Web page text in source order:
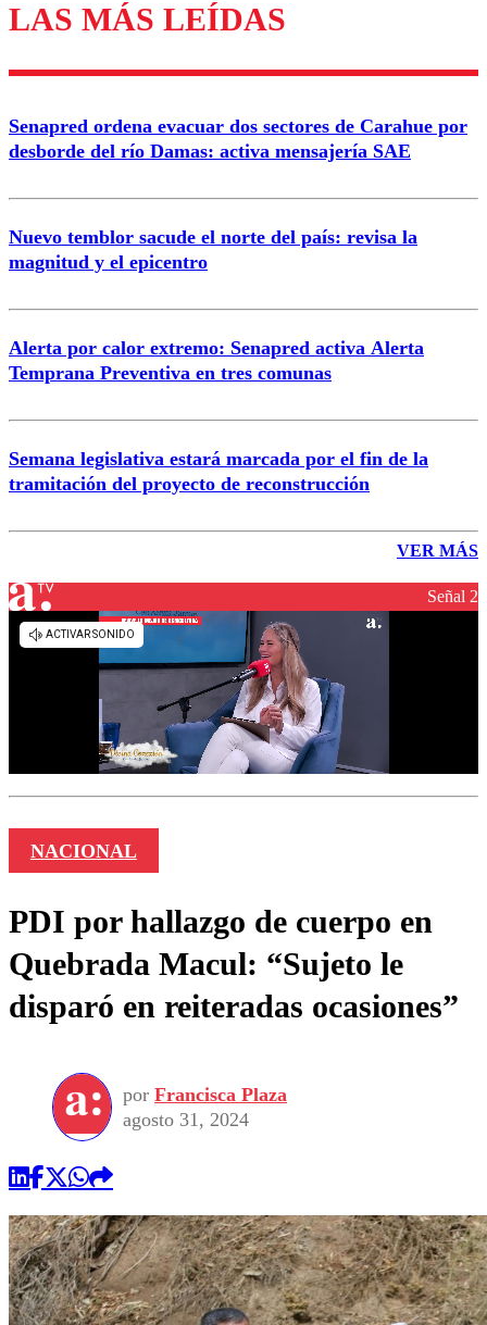
Enviar comentario
LAS MÁS LEÍDAS
Senapred ordena evacuar dos sectores de Carahue por
desborde del río Damas: activa mensajería SAE
Nuevo temblor sacude el norte del país: revisa la
magnitud y el epicentro
Alerta por calor extremo: Senapred activa Alerta
Temprana Preventiva en tres comunas
Semana legislativa estará marcada por el fin de la
tramitación del proyecto de reconstrucción
VER MÁS
Señal 2
NACIONAL
PDI por hallazgo de cuerpo en
Quebrada Macul: “Sujeto le
disparó en reiteradas ocasiones”
por Francisca Plaza
agosto 31, 2024